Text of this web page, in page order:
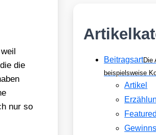
die
nur so
BeitragsartDie
beispielsweise
Artikel